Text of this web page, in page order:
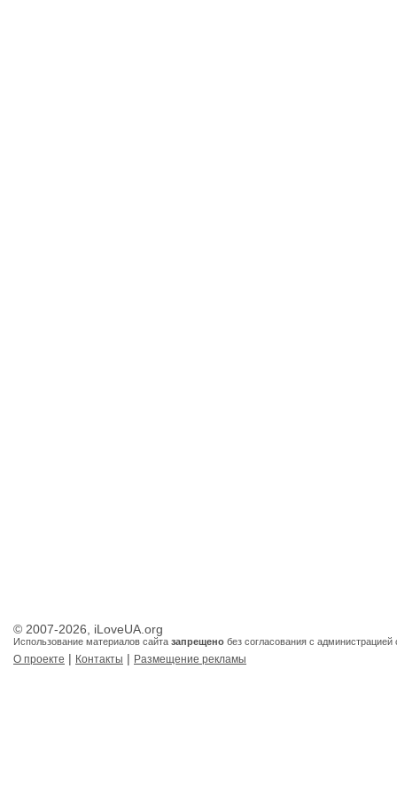
© 2007-2026, iLoveUA.org
Использование материалов сайта запрещено без согласования с администрацией
О проекте | Контакты | Размещение рекламы